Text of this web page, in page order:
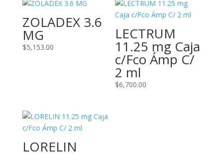
ZOLADEX 3.6
MG
$5,153.00
LECTRUM
11.25 mg Caja
c/Fco Ámp C/
2 ml
$6,700.00
LORELIN